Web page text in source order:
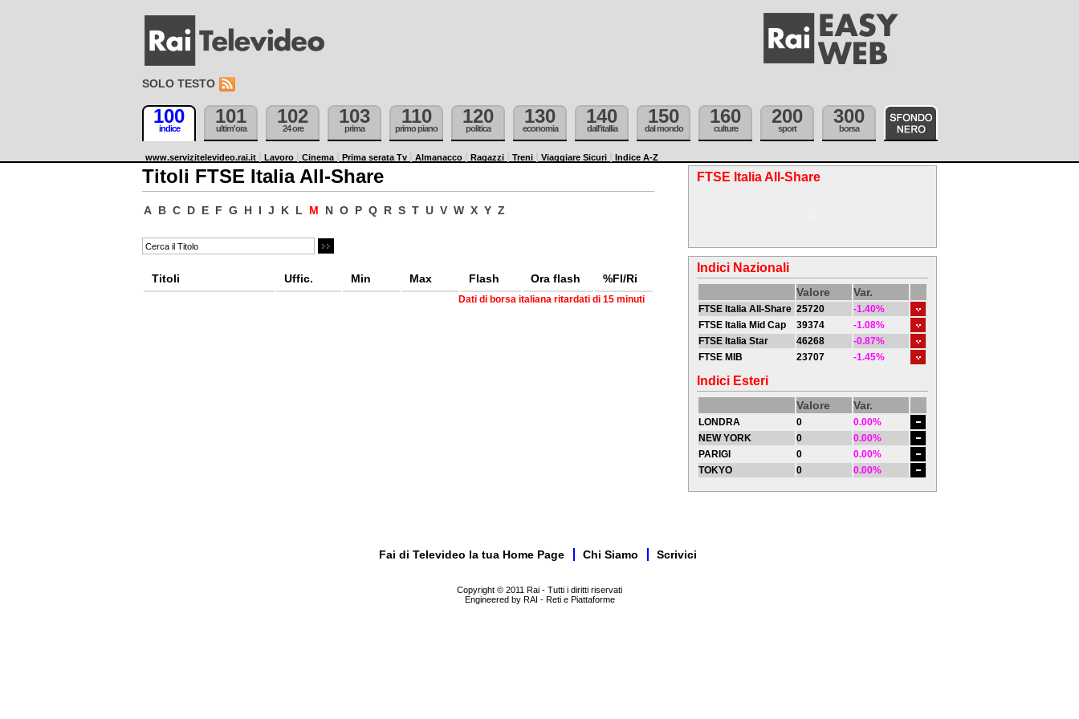
SOLO TESTO
100
indice
101
ultim'ora
102
24 ore
103
prima
110
primo piano
120
politica
130
economia
140
dall'itallia
150
dal mondo
160
culture
200
sport
300
borsa
www.servizitelevideo.rai.it Lavoro Cinema Prima serata Tv Almanacco Ragazzi Treni Viaggiare Sicuri Indice A-Z
Titoli FTSE Italia All-Share
A B C D E F G H I J K L M N O P Q R S T U V W X Y Z
Titoli Uffic. Min Max Flash Ora flash %Fl/Ri
Dati di borsa italiana ritardati di 15 minuti
FTSE Italia All-Share
Indici Nazionali
Valore Var.
FTSE Italia All-Share 25720
-1.40%
FTSE Italia Mid Cap
39374
-1.08%
FTSE Italia Star
46268
-0.87%
FTSE MIB
23707 -1.45%
Indici Esteri
Valore Var.
LONDRA 0
0.00%
NEW YORK
0
0.00%
PARIGI
0
0.00%
TOKYO
0 0.00%
Fai di Televideo la tua Home Page Chi Siamo Scrivici
Copyright © 2011 Rai - Tutti i diritti riservati
Engineered by RAI - Reti e Piattaforme